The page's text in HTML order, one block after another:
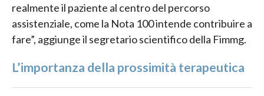
realmente il paziente al centro del percorso
assistenziale, come la Nota 100 intende contribuire a
fare”, aggiunge il segretario scientifico della Fimmg.
L’importanza della prossimità terapeutica